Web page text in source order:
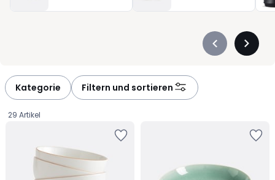
Précédent
Kategorie Filtern und sortieren
29 Artikel